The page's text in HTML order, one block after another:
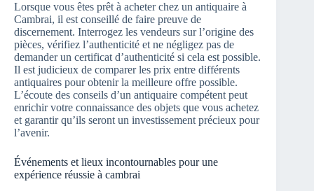
Lorsque vous êtes prêt à acheter chez un antiquaire à
Cambrai, il est conseillé de faire preuve de
discernement. Interrogez les vendeurs sur l’origine des
pièces, vérifiez l’authenticité et ne négligez pas de
demander un certificat d’authenticité si cela est possible.
Il est judicieux de comparer les prix entre différents
antiquaires pour obtenir la meilleure offre possible.
L’écoute des conseils d’un antiquaire compétent peut
enrichir votre connaissance des objets que vous achetez
et garantir qu’ils seront un investissement précieux pour
l’avenir.
Événements et lieux incontournables pour une
expérience réussie à cambrai